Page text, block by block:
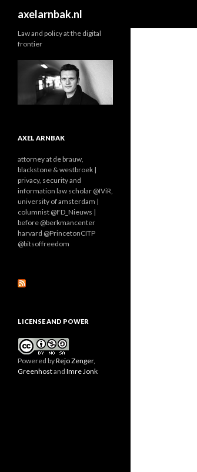
axelarnbak.nl
Law and policy at the digital
frontier
AXEL ARNBAK
attorney at de brauw,
blackstone & westbroek |
privacy, security and
information law scholar @IViR,
university of amsterdam |
columnist @FD_Nieuws |
before @berkmancenter
harvard @PrincetonCITP
@bitsoffreedom
LICENSE AND POWER
Powered byRejo Zenger,
Greenhostand Imre Jonk